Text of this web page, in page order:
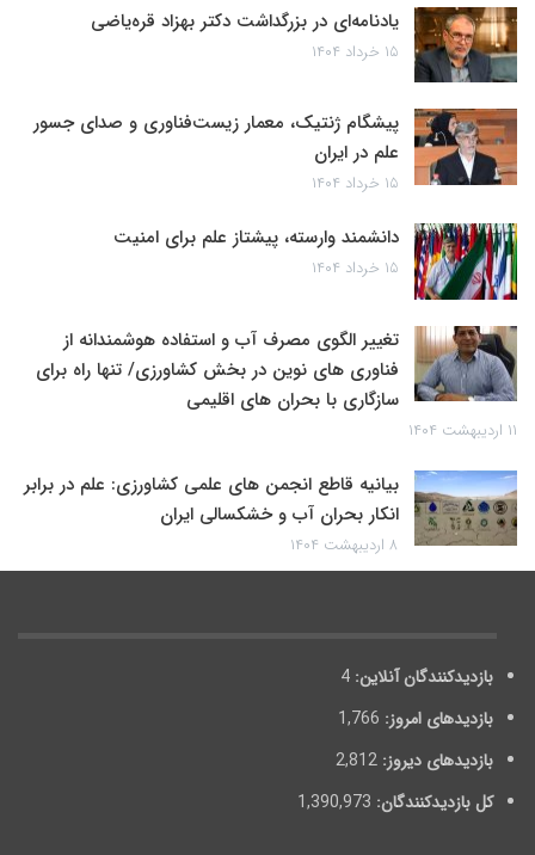
یادنامه‌ای در بزرگداشت دکتر بهزاد قره‌یاضی
۱۵ خرداد ۱۴۰۴
پیشگام ژنتیک، معمار زیست‌فناوری و صدای جسور
علم در ایران
۱۵ خرداد ۱۴۰۴
دانشمند وارسته، پیشتاز علم برای امنیت
۱۵ خرداد ۱۴۰۴
تغییر الگوی مصرف آب و استفاده هوشمندانه از
فناوری های نوین در بخش کشاورزی/ تنها راه برای
سازگاری با بحران های اقلیمی
۱۱ اردیبهشت ۱۴۰۴
بیانیه قاطع انجمن های علمی کشاورزی: علم در برابر
انکار بحران آب و خشکسالی ایران
۸ اردیبهشت ۱۴۰۴
بازدیدکنندگان آنلاین: 4
بازدیدهای امروز: 1,766
بازدیدهای دیروز: 2,812
کل بازدیدکنند‌گان: 1,390,973